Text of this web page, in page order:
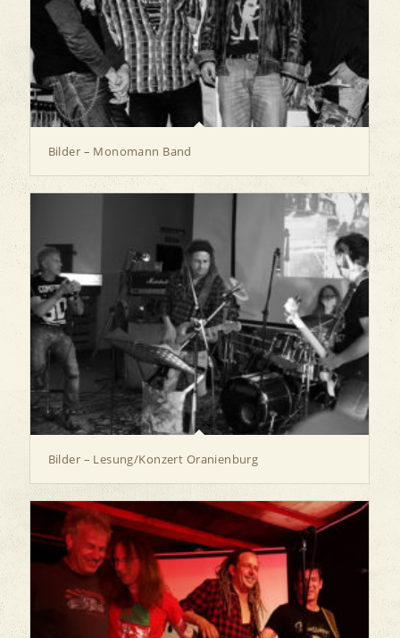
Bilder – Monomann Band
Bilder – Lesung/Konzert Oranienburg